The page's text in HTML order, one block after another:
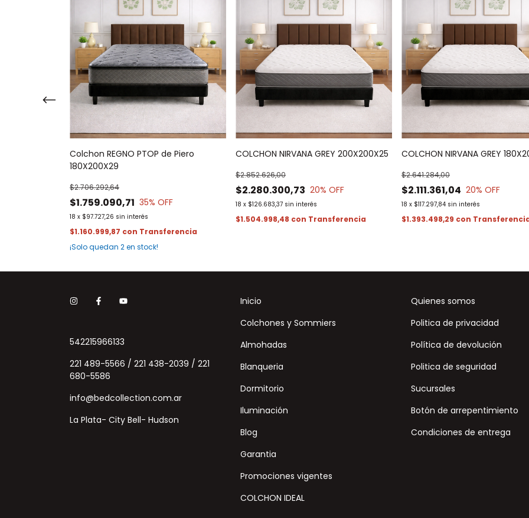
Colchon REGNO PTOP de Piero
180X200X29
$1.759.090,71
$2.706.292,64
35% OFF
18 x $97.727,26 sin interés
$1.160.999,87 con
¡Solo quedan 2en stock!
COLCHON NIRVANA GREY 200X200X25
$2.280.300,73
$2.852.626,00
20% OFF
18 x $126.683,37 sin interés
$1.504.998,48 con
COLCHON NIRVANA GREY
$2.111.361,04
$2.641.284,00
20% OFF
18 x $117.297,84 sin interés
$1.393.498,29 con
542215966133
221 489-5566 / 221 438-2039 / 221
680-5586
info@bedcollection.com.ar
La Plata- City Bell- Hudson
Inicio
Colchones y Sommiers
Almohadas
Blanqueria
Dormitorio
Iluminación
Blog
Garantia
Promociones vigentes
COLCHON IDEAL
Quienes somos
Politica de privacidad
Política de devolución
Politica de seguridad
Sucursales
Botón de arrepentimiento
Condiciones de entrega